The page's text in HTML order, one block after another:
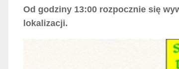
Od godziny 13:00 rozpocznie się
lokalizacji.